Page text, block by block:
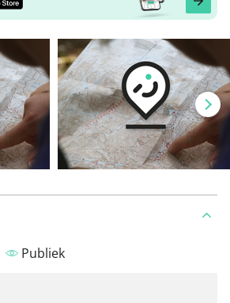
Publiek